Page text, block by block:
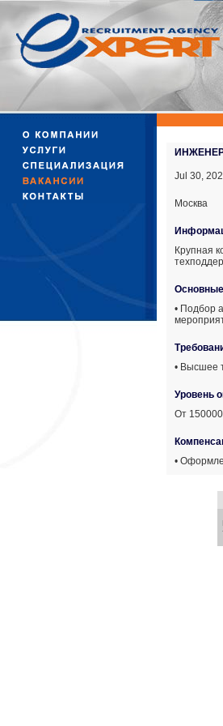
Jul 30,
Москва
Крупная
• Подбор
• Высшее
Уровень
От
•